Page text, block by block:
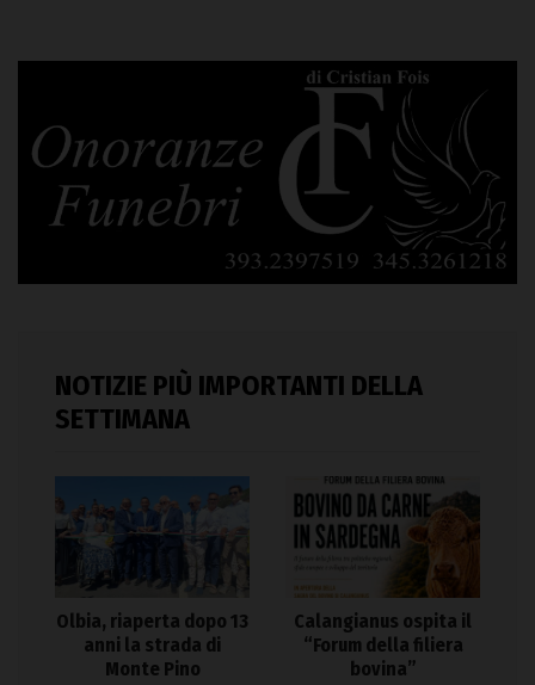
NOTIZIE PIÙ IMPORTANTI DELLA
SETTIMANA
Olbia, riaperta dopo 13
anni la strada di
Monte Pino
Calangianus ospita il
“Forum della filiera
bovina”